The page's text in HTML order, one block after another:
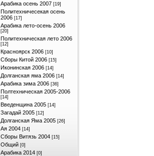
Арабика осень 2007 [19]
Политехничесекая осень
2006 [17]
Арабика лето-осень 2006
[20]
Политехническая лето 2006
[12]
Красноярск 2006 [10]
Сборы Китой 2006 [15]
Иконинская 2006 [14]
Долганская яма 2006 [14]
Арабика зима 2006 [36]
Полтехническая 2005-2006
[14]
Введенщина 2005 [14]
Загадай 2005 [12]
Долганская Яма 2005 [26]
Ая 2004 [14]
Сборы Витязь 2004 [15]
Общий [0]
Арабика 2014 [0]